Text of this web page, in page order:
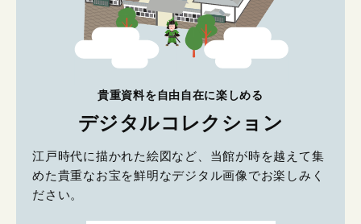
貴重資料を自由自在に楽しめる
デジタルコレクション
江戸時代に描かれた絵図など、当館が時を越えて集
めた貴重なお宝を鮮明なデジタル画像でお楽しみく
ださい。